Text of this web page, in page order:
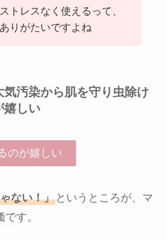
トレスなく使えるって、
りがたいですよね
汚染から肌を守り虫除け
嬉しい
のが嬉しい
ない！」というところが、マ
す。